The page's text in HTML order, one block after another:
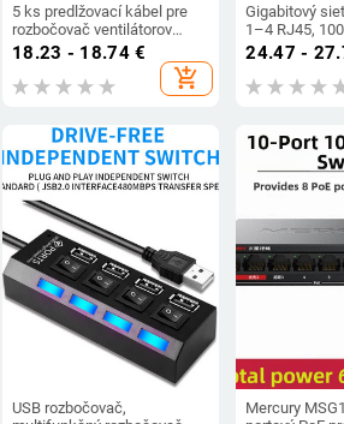
5 ks predlžovací kábel pre
rozbočovač ventilátorov
počítačovej skrine,
rozbočovač ventilátorov, 4-
pinový rozbočovač teploty,
18.23 - 18.74€
add_shopping_cart
Gigabitový
1–4 RJ45,
Gigabit
24.47 -
USB rozbočovač,
Mercury